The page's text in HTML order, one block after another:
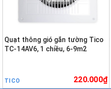
Quạt thông gió gắn tường Tico
TC-14AV6, 1 chiều, 6-9m2
TICO 220.000₫